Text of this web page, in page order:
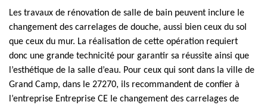
Les travaux de rénovation de salle de bain peuvent inclure le
changement des carrelages de douche, aussi bien ceux du sol
que ceux du mur. La réalisation de cette opération requiert
donc une grande technicité pour garantir sa réussite ainsi que
l’esthétique de la salle d’eau. Pour ceux qui sont dans la ville de
Grand Camp, dans le 27270, ils recommandent de confier à
l’entreprise Entreprise CE le changement des carrelages de